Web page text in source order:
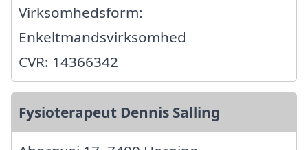
Virksomhedsform:
Enkeltmandsvirksomhed
CVR: 14366342
Fysioterapeut Dennis Salling